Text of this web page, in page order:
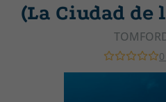
(La Ciudad de